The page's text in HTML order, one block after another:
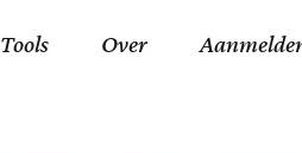
Tools Over